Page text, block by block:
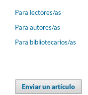
Para lectores/as
Para autores/as
Para bibliotecarios/as
Enviar un artículo